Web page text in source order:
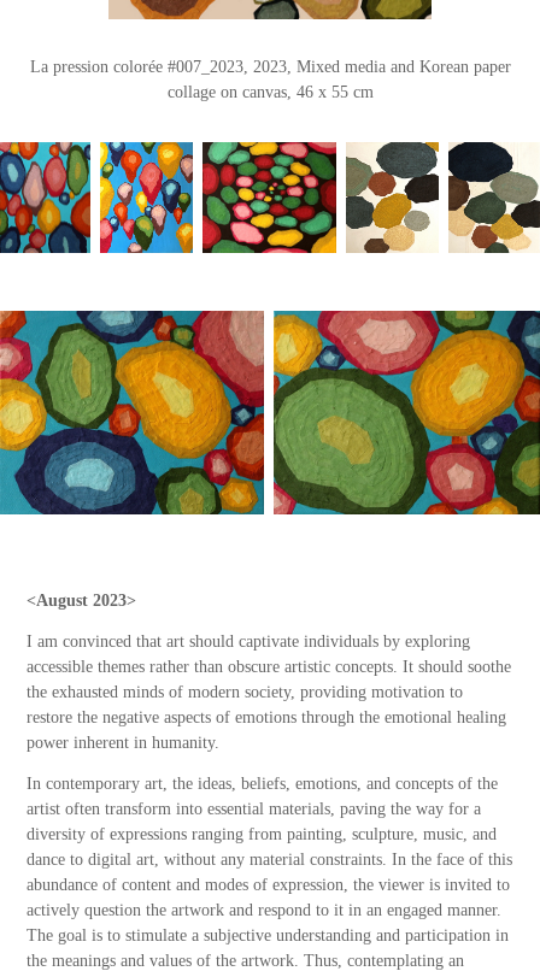
La pression colorée #007_2023, 2023, Mixed media and Korean paper
collage on canvas, 46 x 55 cm
<August 2023>
I am convinced that art should captivate individuals by exploring
accessible themes rather than obscure artistic concepts. It should soothe
the exhausted minds of modern society, providing motivation to
restore the negative aspects of emotions through the emotional healing
power inherent in humanity.
In contemporary art, the ideas, beliefs, emotions, and concepts of the
artist often transform into essential materials, paving the way for a
diversity of expressions ranging from painting, sculpture, music, and
dance to digital art, without any material constraints. In the face of this
abundance of content and modes of expression, the viewer is invited to
actively question the artwork and respond to it in an engaged manner.
The goal is to stimulate a subjective understanding and participation in
the meanings and values of the artwork. Thus, contemplating an